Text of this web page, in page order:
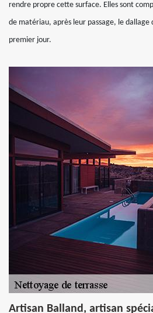
rendre propre cette surface. Elles sont
de matériau, après leur passage, le dallage
premier jour.
Artisan Balland, artisan